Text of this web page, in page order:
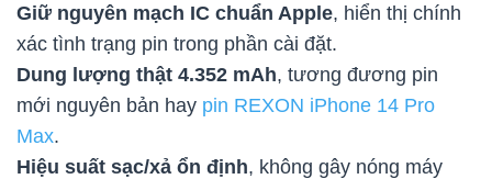
Giữ nguyên mạch IC chuẩn Apple, hiển thị chính
xác tình trạng pin trong phần cài đặt.
Dung lượng thật 4.352 mAh, tương đương pin
mới nguyên bản hay pin REXON iPhone 14 Pro
Max.
Hiệu suất sạc/xả ổn định, không gây nóng máy